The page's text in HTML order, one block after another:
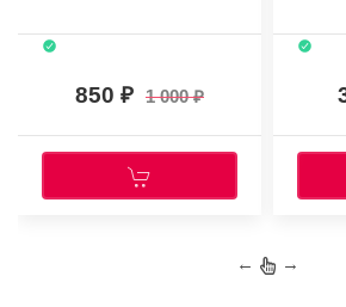
850 1 000
← →